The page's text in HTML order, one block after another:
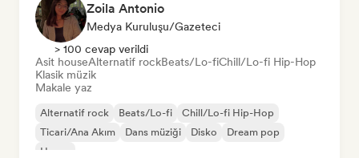
Zoila Antonio
Medya Kuruluşu/Gazeteci
> 100 cevap verildi
Asit houseAlternatif rockBeats/Lo-fiChill/Lo-fi Hip-Hop
Klasik müzik
Makale yaz
Alternatif rock Beats/Lo-fi
Chill/Lo-fi Hip-Hop
Ticari/Ana Akım
Dans müziği Disko
Dream pop
House